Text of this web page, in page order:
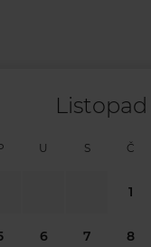
U S Č
1
6 7 8